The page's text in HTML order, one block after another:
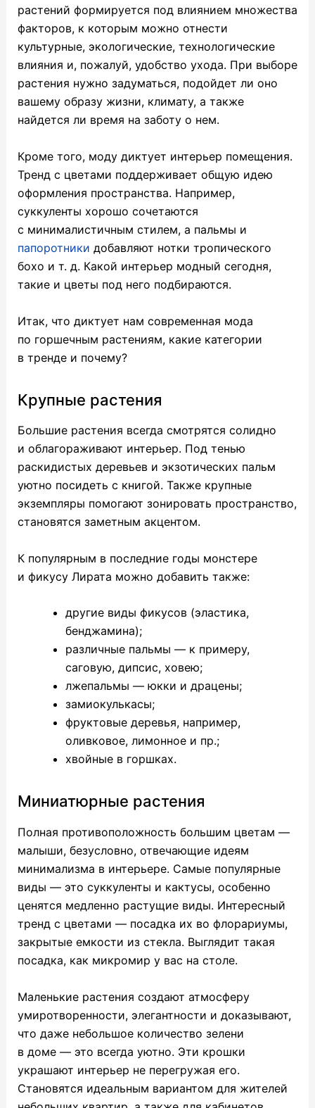
растений формируется под влиянием множества
факторов, к которым можно отнести
культурные, экологические, технологические
влияния и, пожалуй, удобство ухода. При выборе
растения нужно задуматься, подойдет ли оно
вашему образу жизни, климату, а также
найдется ли время на заботу о нем.
Кроме того, моду диктует интерьер помещения.
Тренд с цветами поддерживает общую идею
оформления пространства. Например,
суккуленты хорошо сочетаются
с минималистичным стилем, а пальмы и
папоротники добавляют нотки тропического
бохо и т. д. Какой интерьер модный сегодня,
такие и цветы под него подбираются.
Итак, что диктует нам современная мода
по горшечным растениям, какие категории
в тренде и почему?
Крупные растения
Большие растения всегда смотрятся солидно
и облагораживают интерьер. Под тенью
раскидистых деревьев и экзотических пальм
уютно посидеть с книгой. Также крупные
экземпляры помогают зонировать пространство,
становятся заметным акцентом.
К популярным в последние годы монстере
и фикусу Лирата можно добавить также:
другие виды фикусов (эластика,
бенджамина);
различные пальмы — к примеру,
саговую, дипсис, ховею;
лжепальмы — юкки и драцены;
замиокулькасы;
фруктовые деревья, например,
оливковое, лимонное и пр.;
хвойные в горшках.
Миниатюрные растения
Полная противоположность большим цветам —
малыши, безусловно, отвечающие идеям
минимализма в интерьере. Самые популярные
виды — это суккуленты и кактусы, особенно
ценятся медленно растущие виды. Интересный
тренд с цветами — посадка их во флорариумы,
закрытые емкости из стекла. Выглядит такая
посадка, как микромир у вас на столе.
Маленькие растения создают атмосферу
умиротворенности, элегантности и доказывают,
что даже небольшое количество зелени
в доме — это всегда уютно. Эти крошки
украшают интерьер не перегружая его.
Становятся идеальным вариантом для жителей